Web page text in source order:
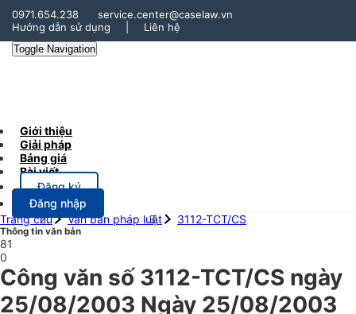
0971.654.238
service.center@caselaw.vn
Hướng dẫn sử dụng
Liên hệ
Toggle Navigation
Giới thiệu
Giải pháp
Bảng giá
Bài viết
Đăng ký
Đăng nhập
Trang chủ
Văn bản pháp luật 3112-TCT/CS
Thông tin văn bản
81
0
Công văn số 3112-TCT/CS ngày
25/08/2003 Ngày 25/08/2003